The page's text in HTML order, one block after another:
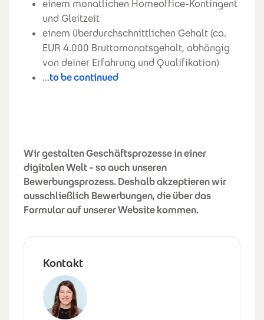
einem monatlichen Homeoffice-Kontingent
und Gleitzeit
einem überdurchschnittlichen Gehalt (ca.
EUR 4.000 Bruttomonatsgehalt, abhängig
von deiner Erfahrung und Qualifikation)
...to be continued
Wir gestalten Geschäftsprozesse in einer
digitalen Welt – so auch unseren
Bewerbungsprozess. Deshalb akzeptieren wir
ausschließlich Bewerbungen, die über das
Formular auf unserer Website kommen.
Kontakt